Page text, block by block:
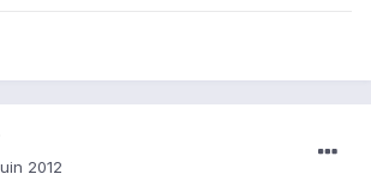
2012